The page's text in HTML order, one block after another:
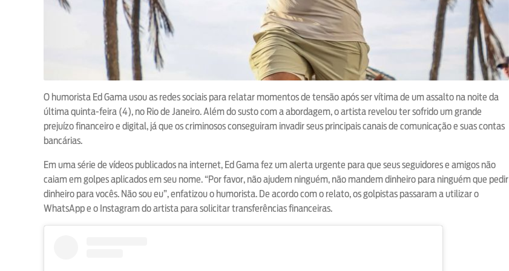
O humorista Ed Gama usou as redes sociais para relatar momentos de tensão após ser vítima de um assalto na noite da
última quinta-feira (4), no Rio de Janeiro. Além do susto com a abordagem, o artista revelou ter sofrido um grande
prejuízo financeiro e digital, já que os criminosos conseguiram invadir seus principais canais de comunicação e suas contas
bancárias.
Em uma série de vídeos publicados na internet, Ed Gama fez um alerta urgente para que seus seguidores e amigos não
caiam em golpes aplicados em seu nome. “Por favor, não ajudem ninguém, não mandem dinheiro para ninguém que pedir
dinheiro para vocês. Não sou eu”, enfatizou o humorista. De acordo com o relato, os golpistas passaram a utilizar o
WhatsApp e o Instagram do artista para solicitar transferências financeiras.